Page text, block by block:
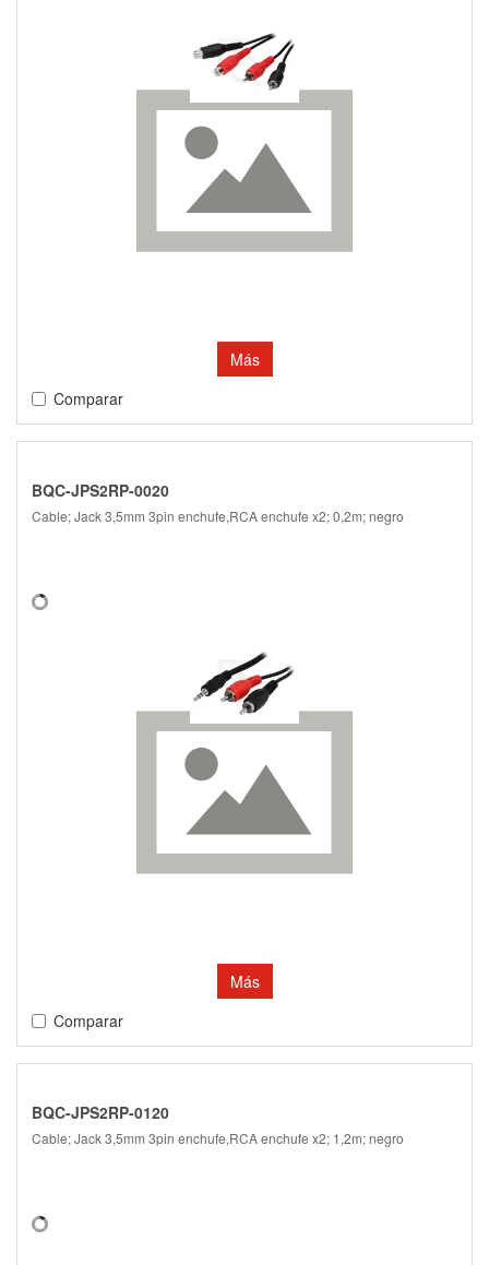
Más
Comparar
BQC-JPS2RP-0020
Cable; Jack 3,5mm 3pin enchufe,RCA enchufe x2; 0,2m; negro
Más
Comparar
BQC-JPS2RP-0120
Cable; Jack 3,5mm 3pin enchufe,RCA enchufe x2; 1,2m; negro